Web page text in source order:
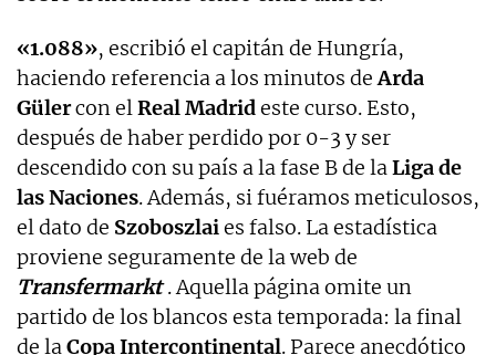
«1.088», escribió el capitán de Hungría,
haciendo referencia a los minutos deArda
Gülercon elReal Madrideste curso. Esto,
después de haber perdido por 0-3 y ser
descendido con su país a la fase B de laLiga de
las Naciones. Además, si fuéramos meticulosos,
el dato de Szoboszlaies falso. La estadística
proviene seguramente de la web de
Transfermarkt . Aquella página omite un
partido de los blancos esta temporada: la final
de laCopa Intercontinental. Parece anecdótico